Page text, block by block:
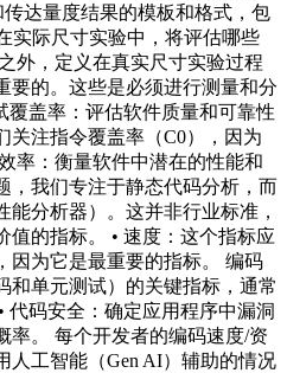
达量度结果的模板和格式，包
实际尺寸实验中，将评估哪些
外，定义在真实尺寸实验过程
要的。这些是必须进行测量和分
覆盖率：评估软件质量和可靠性
关注指令覆盖率（C0），因为
率：衡量软件中潜在的性能和
，我们专注于静态代码分析，而
分析器）。这并非行业标准，
值的指标。 • 速度：这个指标应
因为它是最重要的指标。 编码
和单元测试）的关键指标，通常
代码安全：确定应用程序中漏洞
率。 每个开发者的编码速度/资
人工智能（Gen AI）辅助的情况